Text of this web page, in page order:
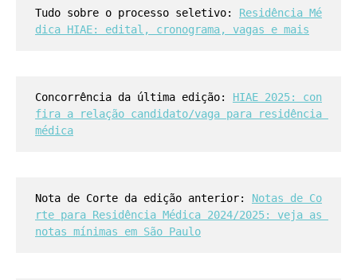
Tudo sobre o processo seletivo: Residência Mé
dica HIAE: edital, cronograma, vagas e mais
Concorrência da última edição: HIAE 2025: con
fira a relação candidato/vaga para residência
médica
Nota de Corte da edição anterior: Notas de Co
rte para Residência Médica 2024/2025: veja as
notas mínimas em São Paulo